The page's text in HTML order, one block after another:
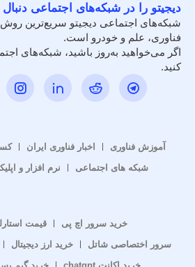
دیجیتو را در شبکه‌های اجتماعی دنبال
شبکه‌های اجتماعی دیجیتو سریع‌ترین
فناوری، علم و خودرو است.
اگر می‌خواهید به‌روز باشید، شبکه‌های
کنید.
آموزش فناوری اخبار فناوری ایران
شبکه های اجتماعی
نرم افزار و
خرید سرور اچ پی
قیمت
سرور اختصاصی شاتل
خرید ارز دیجیتال